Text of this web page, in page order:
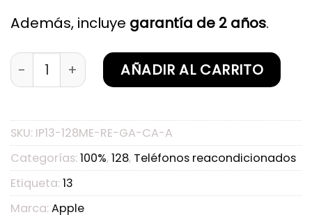
Además, incluye garantía de 2 años.
iPhone 13 128GB Medianoche
AÑADIR AL CARRITO
SKU: IP13-128ME-RE-GA-CA-A
Categorías: 100%, 128, Teléfonos reacondicionados
Etiqueta: 13
Marca: Apple